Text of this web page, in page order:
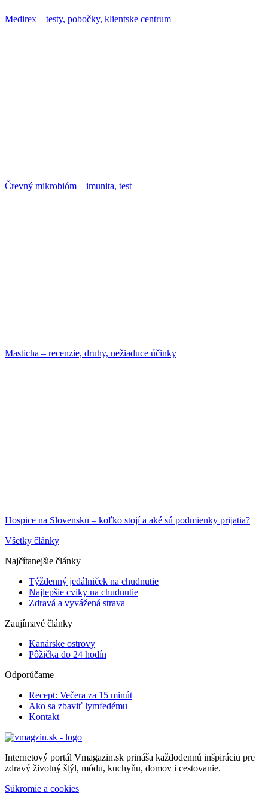
Medirex – testy, pobočky, klientske centrum
Črevný mikrobióm – imunita, test
Masticha – recenzie, druhy, nežiaduce účinky
Hospice na Slovensku – koľko stojí a aké sú podmienky prijatia?
Všetky články
Najčítanejšie články
Týždenný jedálniček na chudnutie
Najlepšie cviky na chudnutie
Zdravá a vyvážená strava
Zaujímavé články
Kanárske ostrovy
Pôžička do 24 hodín
Odporúčame
Recept: Večera za 15 minút
Ako sa zbaviť lymfedému
Kontakt
Internetový portál Vmagazin.sk prináša každodennú inšpiráciu pre
zdravý životný štýl, módu, kuchyňu, domov i cestovanie.
Súkromie a cookies